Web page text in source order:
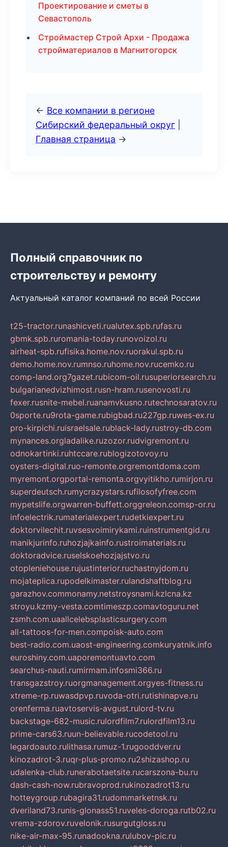
Проектирование и сметы в
Севастополь
Строймастер Строй Архи - Продажа
стройматериалов в Магнитогорск
← Все компании в регионе
Сибирский федеральный округ
Главная страница →
Полный справочник по
строительству и ремонту
Актуальный каталог компаний по всей России
t25-tractor.runashicveti.rualutex.spb.rufas.ru
gbmk.spb.ruromania-today.runovoizol.ru
airheat-spb.rufisika.home.nov.ruorakul.spb.ru
demo.home.nov.rumnso.ruhome.nov.rucemko.ru
comp-land.org7gazet.rubicom-oil.rusuperiorsearch.ru
bulgarianedvizhimost.rusn-hram.rusenovosti.ru
fexer.rusnite-mebel.ruanamvkusno.rutechnosaratov.ru
0sporte.ru9rota-game.rubigbad.ru227gp.ruwes-ex.ru
pro-kirpichi.ruisraelsale.rublack-lady.rustroy-db.com
mynances.orgladalike.ruzozor.rudvigremont.ru
odnokartinki.ruhtccare.rublogizotovoy.ru
oysters-digital.ruo-remonte.orgremontdoma.com
myremont.orgportal-remonta.orgvyitikho.rumirjon.ru
superdeutsch.rumycrazystars.rufilosofyfree.com
mypetslife.orgwarren-buffett.orggreleon.comsp-or.ru
infoelectrik.rumaterialexpert.rudetkiexpert.ru
doktorvilechit.ruvsesvoimirykami.ruinstrumentgid.ru
manikjurinfo.ruhozjajkainfo.rustroimaterials.ru
doktoradvice.ruselskoehozjajstvo.ru
otopleniehouse.rujustinterior.ruchastnyjdom.ru
mojateplica.rupodelkimaster.rulandshaftblog.ru
garazhov.commonamy.netstroysnami.kzlcna.kz
stroyu.kzmy-vesta.comtimeszp.comavtoguru.net
zsmh.com.uaallcelebsplasticsurgery.com
all-tattoos-for-men.compoisk-auto.com
best-radio.com.uaost-engineering.comkuryatnik.info
euroshiny.com.uaporemontuavto.com
searchus-nauti.rumirmam.infosmi366.ru
transgazstroy.ruorgmanagement.orgyes-fitness.ru
xtreme-rp.ruwasdpvp.ruvoda-otri.rutishinapve.ru
orenferma.ruavtoservis-avgust.rulord-tv.ru
backstage-682-music.rulordfilm7.rulordfilm13.ru
prime-cars63.ruun-believable.rucodetool.ru
legardoauto.rulithasa.rumuz-1.rugooddver.ru
kinozadrot-3.ruqr-plus-promo.ru2shizashop.ru
udalenka-club.runerabotaetsite.rucarszona-bu.ru
dash-cash-now.rubravoprod.rukinozadrot13.ru
hotteygroup.rubagira31.rudommarketnsk.ru
dveriland73.runis-glonass51.ruveles-doroga.rutb02.ru
vrema-zdorov.ruvelonik.rusurgutgloss.ru
nike-air-max-95.runadookna.rulubov-pic.ru